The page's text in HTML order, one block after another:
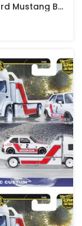
Hot Wheels 1:64 Boulevard 2025 B – Ford Mustang Boss 302 1969 – Orange